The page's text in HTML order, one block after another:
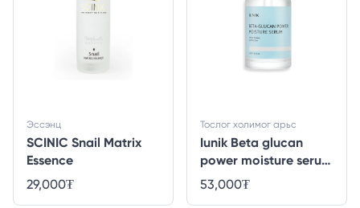
SCINIC Snail Matrix
Essence
Эссэнц
29,000₮
Iunik Beta glucan
power moisture serum
- 50ml
Тослог холимог арьс
53,000₮